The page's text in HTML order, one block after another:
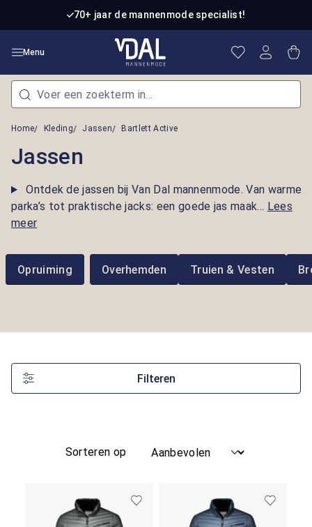
Ga naar de hoofdinhoud70+ jaar de mannenmode specialist!
Menu Je hebt 0
Home Kleding Jassen Bartlett Active
Jassen
Ontdek de jassen bij Van Dal mannenmode. Van warme
parka’s tot praktische jacks: een goede jas maak... Lees
meer
Opruiming Overhemden Truien & Vesten
Filteren
Sorteren op